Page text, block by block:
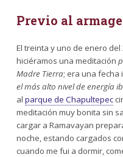
Previo al
El treinta y uno de enero
hiciéramos una meditación
Madre Tierra; era una fecha
el más alto nivel de energía
al parque de Chapultepec
meditación muy bonita sin
cargar a Ramavayan
noche, estando cargados
cuando me fui a dormir,